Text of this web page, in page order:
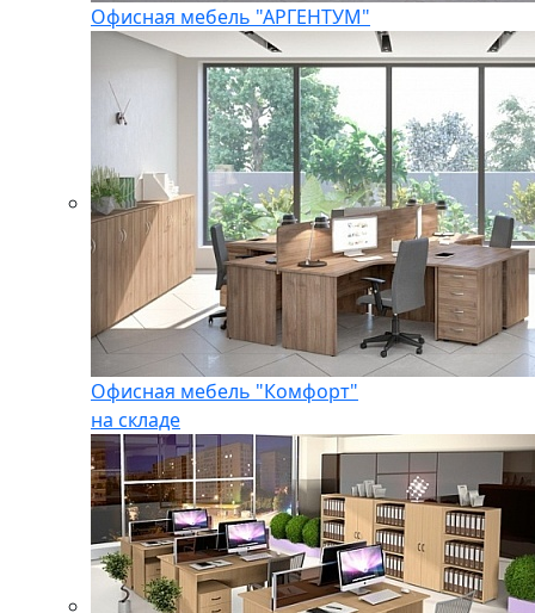
Офисная мебель "АРГЕНТУМ"
Офисная мебель "Комфорт"
на складе